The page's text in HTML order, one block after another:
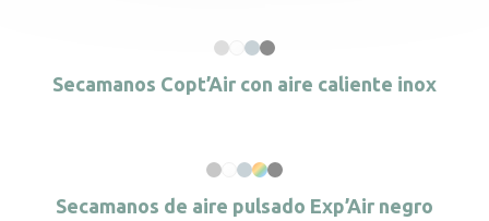
Secamanos Copt’Air con aire caliente inox
Secamanos de aire pulsado Exp’Air negro